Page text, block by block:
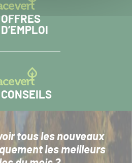
OFFRES
D’EMPLOI
CONSEILS
tous les nouveaux
les meilleurs